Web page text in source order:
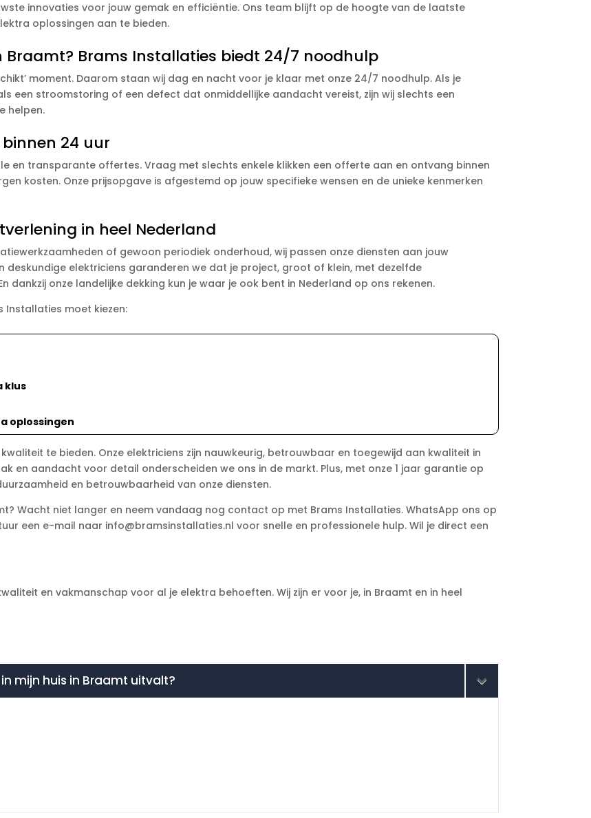
innovaties voor jouw gemak en efficiëntie. Ons team blijft op de hoogte van de laatste
oplossingen aan te bieden.
Brams Installaties biedt 24/7 noodhulp
moment. Daarom staan wij dag en nacht voor je klaar met onze 24/7 noodhulp. Als je
een stroomstoring of een defect dat onmiddellijke aandacht vereist, zijn wij slechts een
helpen.
24 uur
en transparante offertes. Vraag met slechts enkele klikken een offerte aan en ontvang binnen
kosten. Onze prijsopgave is afgestemd op jouw specifieke wensen en de unieke kenmerken
in heel Nederland
of gewoon periodiek onderhoud, wij passen onze diensten aan jouw
deskundige elektriciens garanderen we dat je project, groot of klein, met dezelfde
dankzij onze landelijke dekking kun je waar je ook bent in Nederland op ons rekenen.
Installaties moet kiezen:
klus
oplossingen
te bieden. Onze elektriciens zijn nauwkeurig, betrouwbaar en toegewijd aan kwaliteit in
en aandacht voor detail onderscheiden we ons in de markt. Plus, met onze 1 jaar garantie op
en betrouwbaarheid van onze diensten.
Wacht niet langer en neem vandaag nog contact op met Brams Installaties. WhatsApp ons op
een e-mail naar info@bramsinstallaties.nl voor snelle en professionele hulp. Wil je direct een
en vakmanschap voor al je elektra behoeften. Wij zijn er voor je, in Braamt en in heel
mijn huis in Braamt uitvalt?